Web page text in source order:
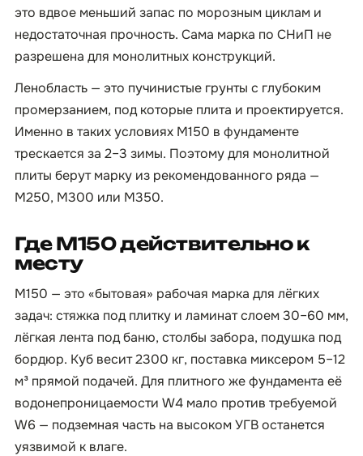
это вдвое меньший запас по морозным циклам и
недостаточная прочность. Сама марка по СНиП не
разрешена для монолитных конструкций.
Ленобласть — это пучинистые грунты с глубоким
промерзанием, под которые плита и проектируется.
Именно в таких условиях М150 в фундаменте
трескается за 2–3 зимы. Поэтому для монолитной
плиты берут марку из рекомендованного ряда —
М250, М300 или М350.
Где М150 действительно к
месту
М150 — это «бытовая» рабочая марка для лёгких
задач: стяжка под плитку и ламинат слоем 30–60 мм,
лёгкая лента под баню, столбы забора, подушка под
бордюр. Куб весит 2300 кг, поставка миксером 5–12
м³ прямой подачей. Для плитного же фундамента её
водонепроницаемости W4 мало против требуемой
W6 — подземная часть на высоком УГВ останется
уязвимой к влаге.